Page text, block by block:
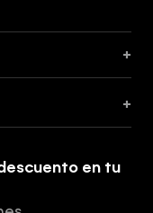
+
+
en tu